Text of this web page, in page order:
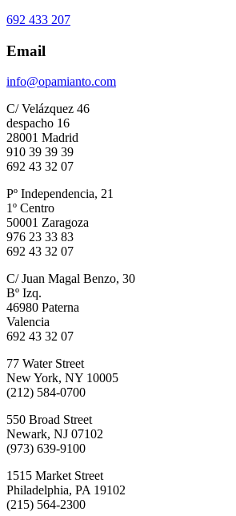
692 433 207
Email
info@opamianto.com
C/ Velázquez 46
despacho 16
28001 Madrid
910 39 39 39
692 43 32 07
Pº Independencia, 21
1º Centro
50001 Zaragoza
976 23 33 83
692 43 32 07
C/ Juan Magal Benzo, 30
Bº Izq.
46980 Paterna
Valencia
692 43 32 07
77 Water Street
New York, NY 10005
(212) 584-0700
550 Broad Street
Newark, NJ 07102
(973) 639-9100
1515 Market Street
Philadelphia, PA 19102
(215) 564-2300